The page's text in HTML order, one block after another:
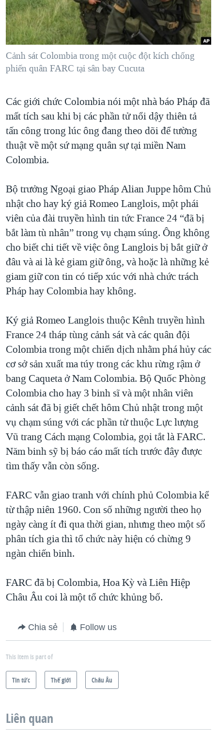
"Tìm"NGƯỜI VIỆT HẢI NGOẠI
ĐỜI SỐNG
KINH TẾ
VĂN HOÁ
THỂ THAO
GIÁO DỤC
TẠI
HÀNH TRÌNH BẦU CỬ 2024
MỘT NĂM CHIẾN TRANH TẠI DẢI GAZA
GIẢI MÃ VÀNH ĐAI & CON ĐƯỜNG
NGÀY TỊ NẠN THẾ GIỚI
GROUND ZERO – XƯA VÀ NAY
CÁC GIÁ TRỊ CỘNG HÒA Ở VIỆT NAM
THƯỢNG ĐỈNH TRUMP-KIM TẠI VIỆT NAM
NGƯ DÂN VIỆT VÀ LÀN SÓNG TRỘM HẢI SÂM
BÊN KIA QUỐC LỘ: TIẾNG VỌNG TỪ NÔNG THÔN MỸ
QUAN HỆ VIỆT MỸ
VIDEO
NGHE
MẠNG XÃ HỘI
Ngôn ngữ khác
Cảnh sát Colombia trong một cuộc đột kích chống
phiến quân FARC tại sân bay Cucuta
Các giới chức Colombia nói một nhà báo Pháp đã
mất tích sau khi bị các phần tử nổi dậy thiên tả
tấn công trong lúc ông đang theo dõi để tường
thuật về một sứ mạng quân sự tại miền Nam
Colombia.
Bộ trưởng Ngoại giao Pháp Alian Juppe hôm Chủ
nhật cho hay ký giả Romeo Langlois, một phái
viên của đài truyền hình tin tức France 24 “đã bị
bắt làm tù nhân” trong vụ chạm súng. Ông không
cho biết chi tiết về việc ông Langlois bị bắt giữ ở
đâu và ai là kẻ giam giữ ông, và hoặc là những kẻ
giam giữ con tin có tiếp xúc với nhà chức trách
Pháp hay Colombia hay không.
Ký giả Romeo Langlois thuộc Kênh truyền hình
France 24 tháp tùng cảnh sát và các quân đội
Colombia trong một chiến dịch nhằm phá hủy các
cơ sở sản xuất ma túy trong các khu rừng rậm ở
bang Caqueta ở Nam Colombia. Bộ Quốc Phòng
Colombia cho hay 3 binh sĩ và một nhân viên
cảnh sát đã bị giết chết hôm Chủ nhật trong một
vụ chạm súng với các phần tử thuộc Lực lượng
Vũ trang Cách mạng Colombia, gọi tắt là FARC.
Năm binh sỹ bị báo cáo mất tích trước đây được
tìm thấy vẫn còn sống.
FARC vẫn giao tranh với chính phủ Colombia kể
từ thập niên 1960. Con số những người theo họ
ngày càng ít đi qua thời gian, nhưng theo một số
phân tích gia thì tổ chức này hiện có chừng 9
ngàn chiến binh.
FARC đã bị Colombia, Hoa Kỳ và Liên Hiệp
Châu Âu coi là một tổ chức khủng bố.
Chia sẻ Follow us
This item is part of
Tin tức Thế giới Châu Âu
Liên quan